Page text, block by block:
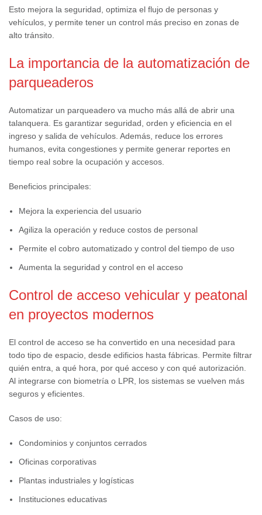
Esto mejora la seguridad, optimiza el flujo de personas y
vehículos, y permite tener un control más preciso en zonas de
alto tránsito.
La importancia de la automatización de
parqueaderos
Automatizar un parqueadero va mucho más allá de abrir una
talanquera. Es garantizar seguridad, orden y eficiencia en el
ingreso y salida de vehículos. Además, reduce los errores
humanos, evita congestiones y permite generar reportes en
tiempo real sobre la ocupación y accesos.
Beneficios principales:
Mejora la experiencia del usuario
Agiliza la operación y reduce costos de personal
Permite el cobro automatizado y control del tiempo de uso
Aumenta la seguridad y control en el acceso
Control de acceso vehicular y peatonal
en proyectos modernos
El control de acceso se ha convertido en una necesidad para
todo tipo de espacio, desde edificios hasta fábricas. Permite filtrar
quién entra, a qué hora, por qué acceso y con qué autorización.
Al integrarse con biometría o LPR, los sistemas se vuelven más
seguros y eficientes.
Casos de uso:
Condominios y conjuntos cerrados
Oficinas corporativas
Plantas industriales y logísticas
Instituciones educativas